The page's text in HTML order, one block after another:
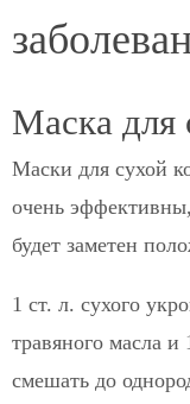
Маска для
Маски для сухой
очень
будет заметен
1 ст. л. сухого
травяного масла
смешать до